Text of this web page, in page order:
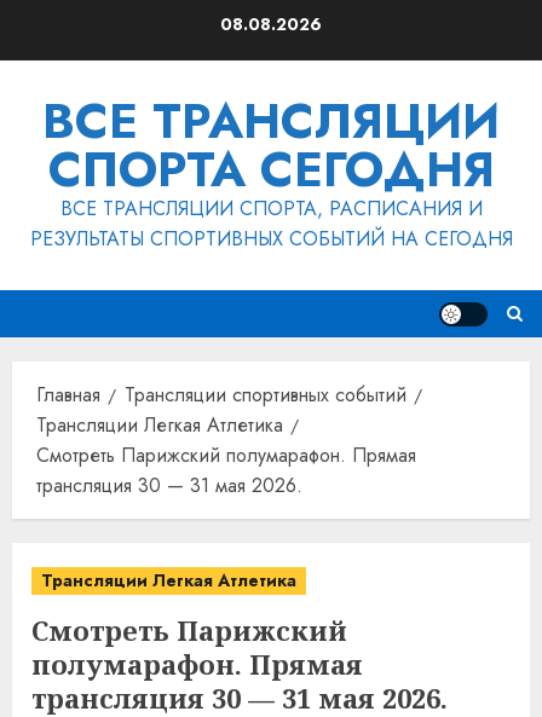
08.08.2026
ВСЕ ТРАНСЛЯЦИИ
СПОРТА СЕГОДНЯ
ВСЕ ТРАНСЛЯЦИИ СПОРТА, РАСПИСАНИЯ И
РЕЗУЛЬТАТЫ СПОРТИВНЫХ СОБЫТИЙ НА СЕГОДНЯ
Главная
Трансляции спортивных событий
Трансляции Легкая Атлетика
Смотреть Парижский полумарафон. Прямая
трансляция 30 — 31 мая 2026.
Трансляции Легкая Атлетика
Смотреть Парижский
полумарафон. Прямая
трансляция 30 — 31 мая 2026.